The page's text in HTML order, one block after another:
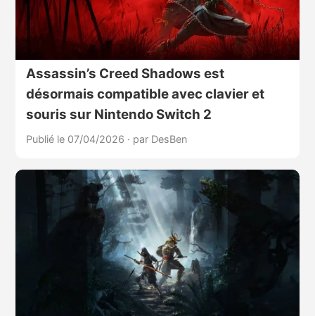
Assassin’s Creed Shadows est
désormais compatible avec clavier et
souris sur Nintendo Switch 2
Publié le 07/04/2026 · par DesBen